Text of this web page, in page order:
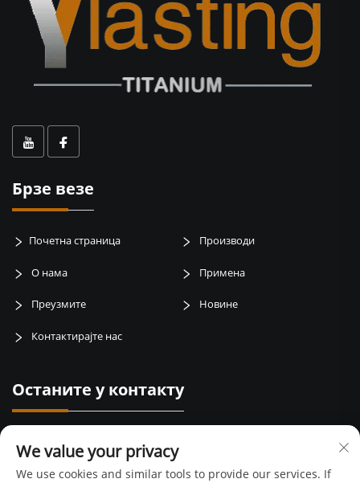
Брзе везе
Почетна страница Производи
О нама Примена
Преузмите Новине
Контактирајте нас
Останите у контакту
+86-15399417429
We value your privacy
We use cookies and similar tools to provide our services. If